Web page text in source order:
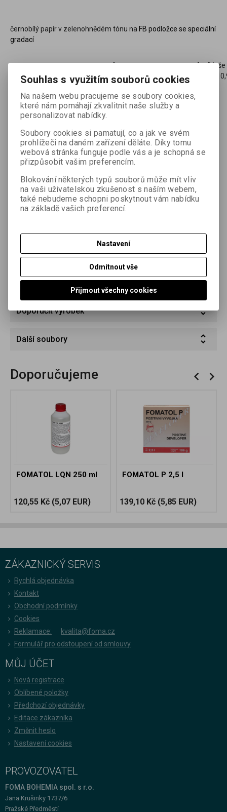
černobílý papír v zelenohnědém tónu na FB podložce se speciální
gradací
1 707,25 Kč (71,82 EUR)
(Vaše
1


ks Přidat do košíku
Podrobný popis
Parametry
Dotaz na výrobek
Doporučit výrobek
Další soubory
Doporučujeme
FOMATOL LQN 250 ml
120,55 Kč (5,07 EUR)
FOMATOL P 2,5 l
139,10 Kč (5,85 EUR)
ZÁKAZNICKÝ SERVIS
Rychlá objednávka
Kontakt
Obchodní podmínky
Cookies
Reklamace:
kvalita@foma.cz
Formulář pro odstoupení od smlouvy
MŮJ ÚČET
Nová registrace
Oblíbené položky
Předchozí objednávky
Editace zákazníka
Změnit heslo
Nastavení cookies
PROVOZOVATEL
FOMA BOHEMIA spol. s r.o.
Jana Krušinky 1737/6
Pražské Předměstí
Souhlas s využitím souborů cookies
Na našem webu pracujeme se soubory cookies,
které nám pomáhají zkvalitnit naše služby a
personalizovat nabídky.
Soubory cookies si pamatují, co a jak ve svém
prohlížeči na daném zařízení děláte. Díky tomu
webová stránka funguje podle vás a je schopná se
přizpůsobit vašim preferencím.
Blokování některých typů souborů může mít vliv
na vaši uživatelskou zkušenost s naším webem,
také nebudeme schopni poskytnout vám nabídku
na základě vašich preferencí.
Nastavení
Odmítnout vše
Přijmout všechny cookies